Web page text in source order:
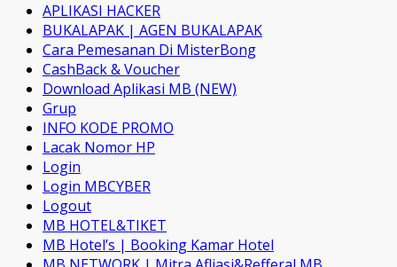
APLIKASI HACKER
BUKALAPAK | AGEN BUKALAPAK
Cara Pemesanan Di MisterBong
CashBack & Voucher
Download Aplikasi MB (NEW)
Grup
INFO KODE PROMO
Lacak Nomor HP
Login
Login MBCYBER
Logout
MB HOTEL&TIKET
MB Hotel’s | Booking Kamar Hotel